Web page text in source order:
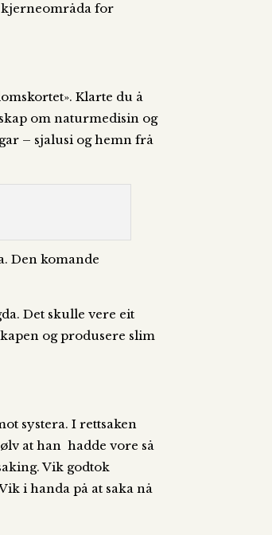
kjerneområda for
Klarte du å
om naturmedisin og
– sjalusi og hemn frå
Den komande
Det skulle vere eit
og produsere slim
systera. I rettsaken
at han hadde vore så
Vik godtok
i handa på at saka nå